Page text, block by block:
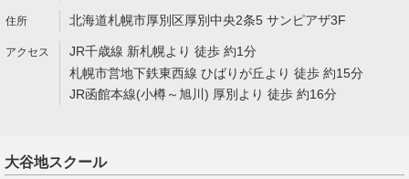
北海道札幌市厚別区厚別中央2条5 サンピアザ3F
JR千歳線 新札幌より 徒歩 約1分
札幌市営地下鉄東西線 ひばりが丘より 徒歩 約15分
JR函館本線(小樽～旭川) 厚別より 徒歩 約16分
大谷地スクール